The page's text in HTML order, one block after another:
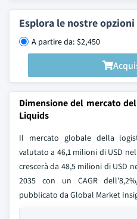
Esplora le nostre
A partire da: $2,450
Dimensione del mercato
Liquids
Il mercato globale della
valutato a 46,1 milioni di USD
crescerà da 48,5 milioni di USD
2035 con un CAGR
pubblicato da Global Market